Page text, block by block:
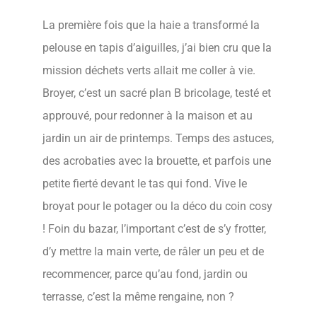
La première fois que la haie a transformé la
pelouse en tapis d’aiguilles, j’ai bien cru que la
mission déchets verts allait me coller à vie.
Broyer, c’est un sacré plan B bricolage, testé et
approuvé, pour redonner à la maison et au
jardin un air de printemps. Temps des astuces,
des acrobaties avec la brouette, et parfois une
petite fierté devant le tas qui fond. Vive le
broyat pour le potager ou la déco du coin cosy
! Foin du bazar, l’important c’est de s’y frotter,
d’y mettre la main verte, de râler un peu et de
recommencer, parce qu’au fond, jardin ou
terrasse, c’est la même rengaine, non ?